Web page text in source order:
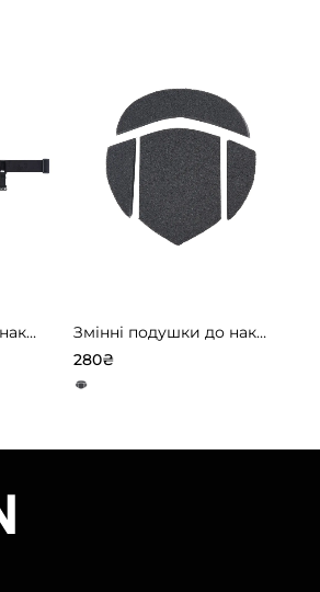
Зйомні гартери на наколінники – Чорні
Змінні подушки до наколінників моделей 4
280₴
Цей